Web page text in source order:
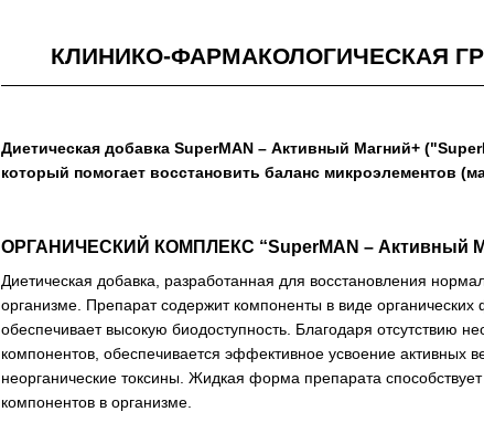
КЛИНИКО-ФАРМАКОЛОГИЧЕСКАЯ
Диетическая добавка SuperMAN – Активный Магний+
который помогает восстановить баланс микроэлементов
ОРГАНИЧЕСКИЙ КОМПЛЕКС “SuperMAN – Активный
Диетическая добавка, разработанная для восстановления
организме. Препарат содержит компоненты в виде
обеспечивает высокую биодоступность. Благодаря отсутствию
компонентов, обеспечивается эффективное усвоение активных
неорганические токсины. Жидкая форма препарата
компонентов в организме.